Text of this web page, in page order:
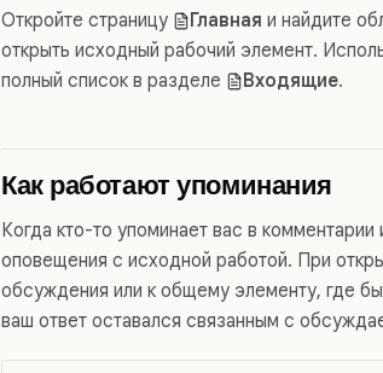
Откройте страницу Главная и найдите
открыть исходный рабочий элемент.
полный список в разделе
Входящие.
Как работают упоминания
Когда кто-то упоминает вас в
оповещения с исходной работой. При
обсуждения или к общему элементу, где
ваш ответ оставался связанным с